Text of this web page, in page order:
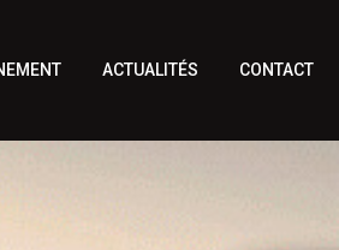
ACTUALITÉS CONTACT